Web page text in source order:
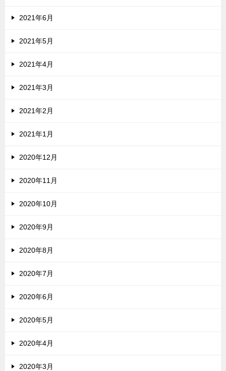
2021年6月
2021年5月
2021年4月
2021年3月
2021年2月
2021年1月
2020年12月
2020年11月
2020年10月
2020年9月
2020年8月
2020年7月
2020年6月
2020年5月
2020年4月
2020年3月